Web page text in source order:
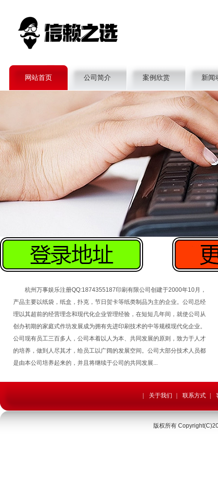
网站首页 公司简介 案例欣赏 新闻
杭州万事娱乐注册QQ:1874355187印刷有限公司创建于2000年10月，
产品主要以纸袋，纸盒，扑克，节日贺卡等纸类制品为主的企业。公司总经
理以其超前的经营理念和现代化企业管理经验，在短短几年间，就使公司从
创办初期的家庭式作坊发展成为拥有先进印刷技术的中等规模现代化企业。
公司现有员工三百多人，公司本着以人为本、共同发展的原则，致力于人才
的培养，做到人尽其才，给员工以广阔的发展空间。公司大部分技术人员都
是由本公司培养起来的，并且将继续于公司的共同发展...
设计印刷样本
关于我们 联系方式
版权所有